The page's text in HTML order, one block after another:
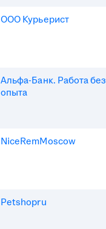
ООО Курьерист
Альфа-Банк. Работа без
опыта
NiceRemMoscow
Petshopru